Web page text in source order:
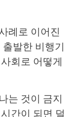
례로 이어진
발한 비행기
회로 어떻게
는 것이 금지
간이 되면 덜